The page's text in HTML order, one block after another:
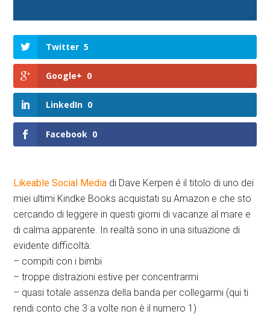
Twitter 5
Google+ 0
LinkedIn 0
Facebook 0
Likeable Social Media di Dave Kerpen é il titolo di uno dei
miei ultimi Kindke Books acquistati su Amazon e che sto
cercando di leggere in questi giorni di vacanze al mare e
di calma apparente. In realtà sono in una situazione di
evidente difficoltà:
– compiti con i bimbi
– troppe distrazioni estive per concentrarmi
– quasi totale assenza della banda per collegarmi (qui ti
rendi conto che 3 a volte non è il numero 1)